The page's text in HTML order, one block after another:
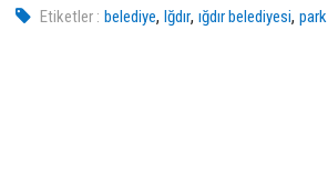
Etiketler : belediye,Iğdır,ığdır belediyesi,park